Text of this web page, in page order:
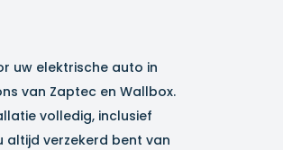
uw elektrische auto in
van Zaptec en Wallbox.
volledig, inclusief
altijd verzekerd bent van